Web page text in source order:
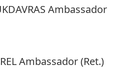
Ambassador
Ambassador (Ret.)